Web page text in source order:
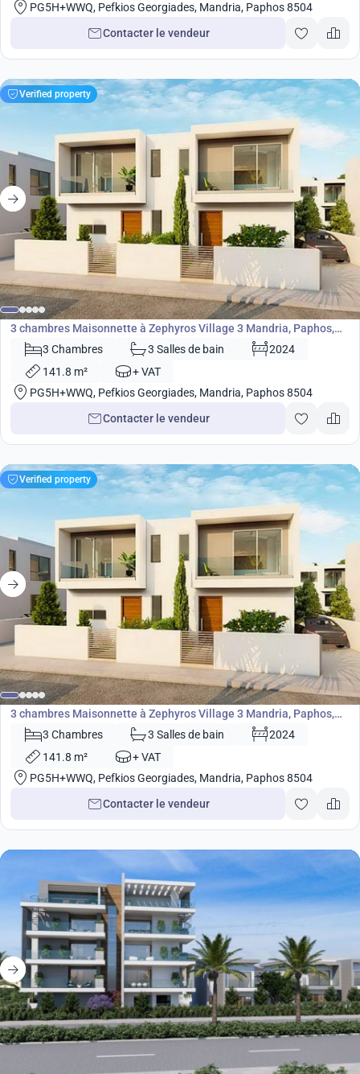
PG5H+WWQ, Pefkios Georgiades, Mandria, Paphos 8504
Contacter le vendeur
Verified property
€315 000
Maisonnette
3 chambres Maisonnette à Zephyros Village 3 Mandria, Paphos,
Chypre No. 9095
3 Chambres 3 Salles de bain
2024
141.8 m²
+ VAT
PG5H+WWQ, Pefkios Georgiades, Mandria, Paphos 8504
Contacter le vendeur
Verified property
€320 000
Maisonnette
3 chambres Maisonnette à Zephyros Village 3 Mandria, Paphos,
Chypre No. 9099
3 Chambres 3 Salles de bain
2024
141.8 m²
+ VAT
PG5H+WWQ, Pefkios Georgiades, Mandria, Paphos 8504
Contacter le vendeur